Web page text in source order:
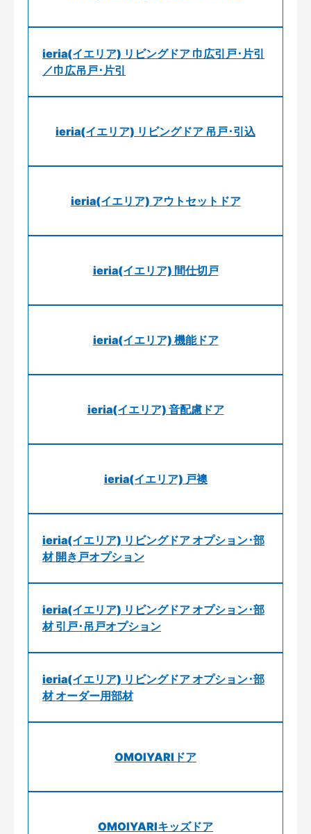
ieria(イエリア) リビングドア 巾広引戸･片引
／巾広吊戸･片引
ieria(イエリア) リビングドア 吊戸･引込
ieria(イエリア) アウトセットドア
ieria(イエリア) 間仕切戸
ieria(イエリア) 機能ドア
ieria(イエリア) 音配慮ドア
ieria(イエリア) 戸襖
ieria(イエリア) リビングドア オプション･部
材 開き戸オプション
ieria(イエリア) リビングドア オプション･部
材 引戸･吊戸オプション
ieria(イエリア) リビングドア オプション･部
材 オーダー用部材
OMOIYARIドア
OMOIYARIキッズドア